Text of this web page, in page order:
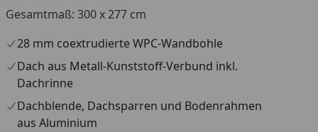
Gesamtmaß: 300 x 277 cm
28 mm coextrudierte WPC-Wandbohle
Dach aus Metall-Kunststoff-Verbund inkl.
Dachrinne
Dachblende, Dachsparren und Bodenrahmen
aus Aluminium